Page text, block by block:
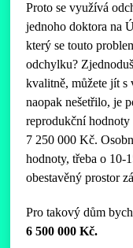
Proto se využívá
jednoho doktora na
který se touto
odchylku?
kvalitně, můžete jít s
naopak nešetřilo, je
reprodukční hodnoty
7 250 000 Kč.
hodnoty, třeba o 10-
obestavěný prostor
Pro takový dům
6 500 000 Kč.